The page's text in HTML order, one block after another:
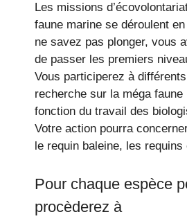
Les missions
faune marine se déroulent
ne savez pas plonger, vous
de passer les premiers
Vous participerez à
recherche sur la méga faune
fonction du travail des
Votre action pourra
le requin baleine, les
Pour chaque espèce
procèderez à